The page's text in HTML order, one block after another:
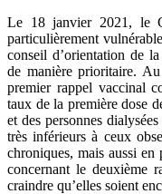
Le 18 janvier 2021, le
particulièrement
conseil d’orientation de
de manière prioritaire.
premier rappel vaccinal
taux de la première dose
et des personnes
très inférieurs à ceux
chroniques, mais aussi
concernant le deuxième
craindre qu’elles soient